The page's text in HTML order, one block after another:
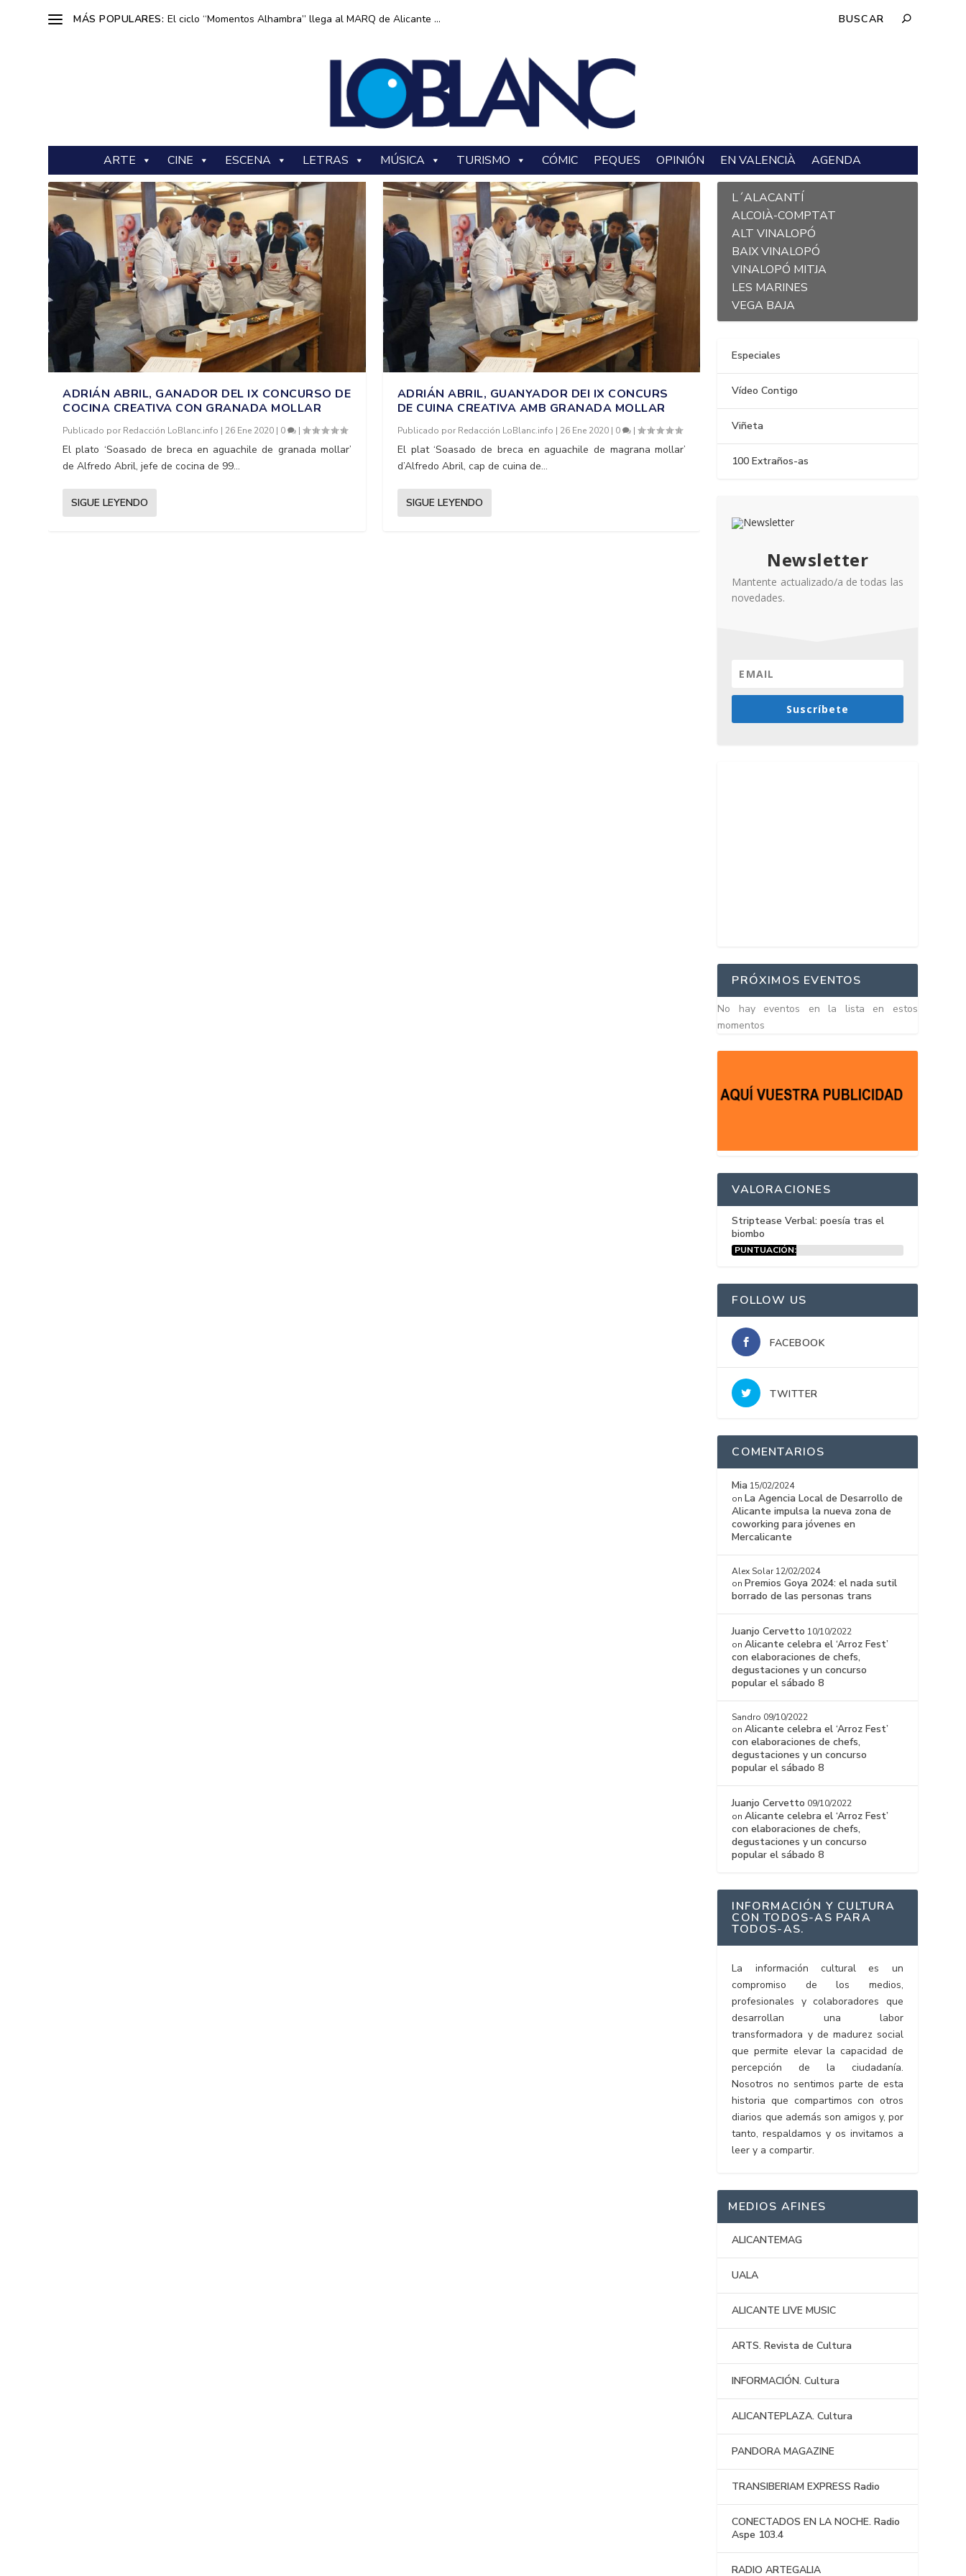
MÁS POPULARES: El ciclo “Momentos Alhambra” llega al MARQ de Alicante ...
ARTE CINE ESCENA LETRAS MÚSICA TURISMO CÓMIC PEQUES OPINIÓN EN VALENCIÀ AGENDA
ADRIÁN ABRIL, GANADOR DEL IX CONCURSO DE
COCINA CREATIVA CON GRANADA MOLLAR
Publicado por Redacción LoBlanc.info | 26 Ene 2020 | 0 |
El plato ‘Soasado de breca en aguachile de granada mollar’
de Alfredo Abril, jefe de cocina de 99...
SIGUE LEYENDO
ADRIÁN ABRIL, GUANYADOR DEI IX CONCURS
DE CUINA CREATIVA AMB GRANADA MOLLAR
Publicado por Redacción LoBlanc.info | 26 Ene 2020| 0 |
El plat ‘Soasado de breca en aguachile de magrana mollar’
d’Alfredo Abril, cap de cuina de...
SIGUE LEYENDO
L´ALACANTÍ
ALCOIÀ-COMPTAT
ALT VINALOPÓ
BAIX VINALOPÓ
VINALOPÓ MITJA
LES MARINES
VEGA BAJA
Especiales
Vídeo Contigo
Viñeta
100 Extraños-as
Newsletter
Mantente actualizado/a de todas las
novedades.
Suscríbete
PRÓXIMOS EVENTOS
No hay eventos en la lista en estos
momentos
VALORACIONES
Striptease Verbal: poesía tras el
biombo
PUNTUACIÓN:
FOLLOW US
FACEBOOK
TWITTER
COMENTARIOS
Mia 15/02/2024
on La Agencia Local de Desarrollo de
Alicante impulsa la nueva zona de
coworking para jóvenes en
Mercalicante
Alex Solar 12/02/2024
on Premios Goya 2024: el nada sutil
borrado de las personas trans
Juanjo Cervetto 10/10/2022
onAlicante celebra el ‘Arroz Fest’
con elaboraciones de chefs,
degustaciones y un concurso
popular el sábado 8
Sandro 09/10/2022
onAlicante celebra el ‘Arroz Fest’
con elaboraciones de chefs,
degustaciones y un concurso
popular el sábado 8
Juanjo Cervetto 09/10/2022
onAlicante celebra el ‘Arroz Fest’
con elaboraciones de chefs,
degustaciones y un concurso
popular el sábado 8
INFORMACIÓN Y CULTURA
CON TODOS-AS PARA
TODOS-AS.
La información cultural es un
compromiso de los medios,
profesionales y colaboradores que
desarrollan una labor
transformadora y de madurez social
que permite elevar la capacidad de
percepción de la ciudadanía.
Nosotros no sentimos parte de esta
historia que compartimos con otros
diarios que además son amigos y, por
tanto, respaldamos y os invitamos a
leer y a compartir.
MEDIOS AFINES
ALICANTEMAG
UALA
ALICANTE LIVE MUSIC
ARTS. Revista de Cultura
INFORMACIÓN. Cultura
ALICANTEPLAZA. Cultura
PANDORA MAGAZINE
TRANSIBERIAM EXPRESS Radio
CONECTADOS EN LA NOCHE. Radio
Aspe 103.4
RADIO ARTEGALIA